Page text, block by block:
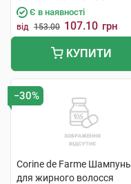
Є в наявності
від 153.00 107.10 грн
КУПИТИ
−30%
Corine de Farme Шампунь
для жирного волосся